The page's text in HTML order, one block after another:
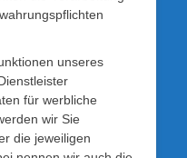
unseres
für werbliche
wir Sie
die jeweiligen